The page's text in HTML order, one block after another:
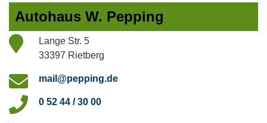
Autohaus W. Pepping
Lange Str. 5
33397 Rietberg
mail@pepping.de
0 52 44 / 30 00